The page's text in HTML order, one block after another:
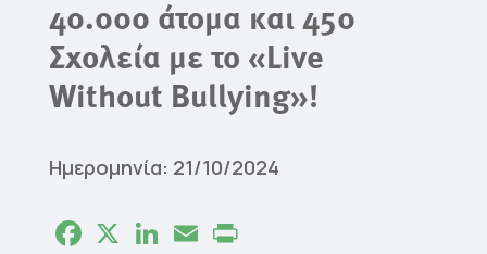
40.000 άτομα και 450
Σχολεία με το «Live
Without Bullying»!
Ημερομηνία: 21/10/2024
FacebookLinkedIn
Email